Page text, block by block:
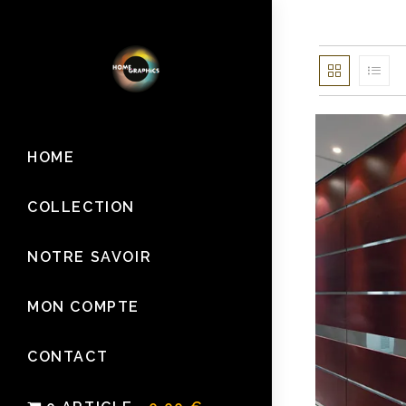
HOME
COLLECTION
NOTRE SAVOIR
MON COMPTE
CONTACT